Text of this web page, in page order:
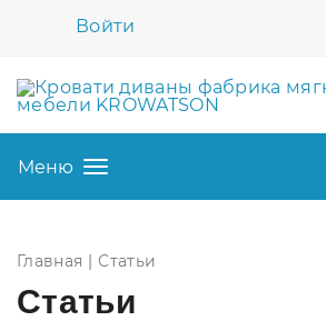
Войти
Меню
Главная Статьи
Статьи